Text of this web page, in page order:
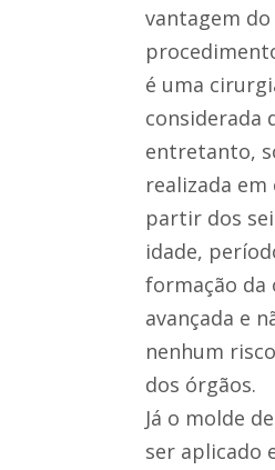
vantagem do
é uma
considerada
entretanto,
realizada em
partir dos
idade,
formação da
avançada e
nenhum
dos órgãos.
Já o molde
ser aplicado